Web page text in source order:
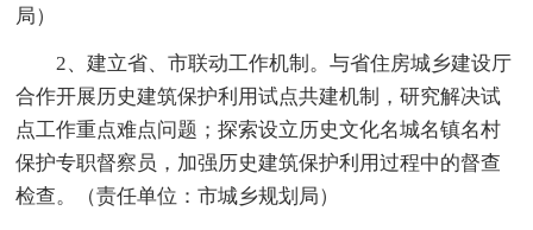
局）
2、建立省、市联动工作机制。与省住房城乡建设厅
合作开展历史建筑保护利用试点共建机制，研究解决试
点工作重点难点问题；探索设立历史文化名城名镇名村
保护专职督察员，加强历史建筑保护利用过程中的督查
检查。（责任单位：市城乡规划局）